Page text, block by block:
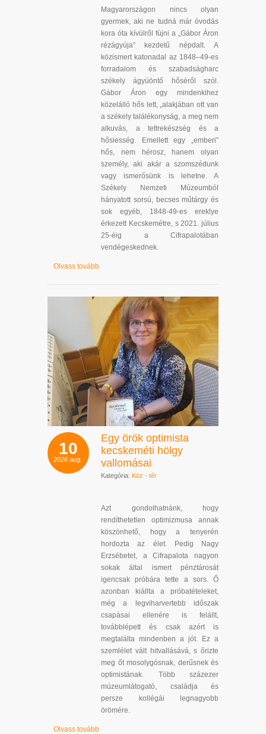
Magyarországon nincs olyan
gyermek, aki ne tudná már óvodás
kora óta kívülről fújni a „Gábor Áron
rézágyúja” kezdetű népdalt. A
közismert katonadal az 1848–49-es
forradalom és szabadságharc
székely ágyúöntő hőséről szól.
Gábor Áron egy mindenkihez
közelálló hős lett, „alakjában ott van
a székely találékonyság, a meg nem
alkuvás, a tettrekészség és a
hősiesség. Emellett egy „emberi”
hős, nem hérosz, hanem olyan
személy, aki akár a szomszédunk
vagy ismerősünk is lehetne. A
Székely Nemzeti Múzeumból
hányatott sorsú, becses műtárgy és
sok egyéb, 1848-49-es ereklye
érkezett Kecskemétre, s 2021. július
25-éig a Cifrapalotában
vendégeskednek.
Olvass tovább
10
2026 aug.
Egy örök optimista
kecskeméti hölgy
vallomásai
Kategória: Köz - tér
Azt gondolhatnánk, hogy
rendíthetetlen optimizmusa annak
köszönhető, hogy a tenyerén
hordozta az élet. Pedig Nagy
Erzsébetet, a Cifrapalota nagyon
sokak által ismert pénztárosát
igencsak próbára tette a sors. Ő
azonban kiállta a próbatételeket,
még a legviharvertebb időszak
csapásai ellenére is felállt,
továbblépett és csak azért is
megtalálta mindenben a jót. Ez a
szemlélet vált hitvallásává, s őrizte
meg őt mosolygósnak, derűsnek és
optimistának. Több százezer
múzeumlátogató, családja és
persze kollégái legnagyobb
örömére.
Olvass tovább